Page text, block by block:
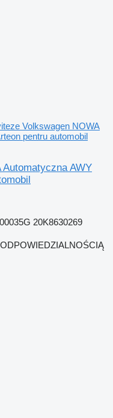
Volkswagen NOWA
pentru automobil
AWY
20K8630269